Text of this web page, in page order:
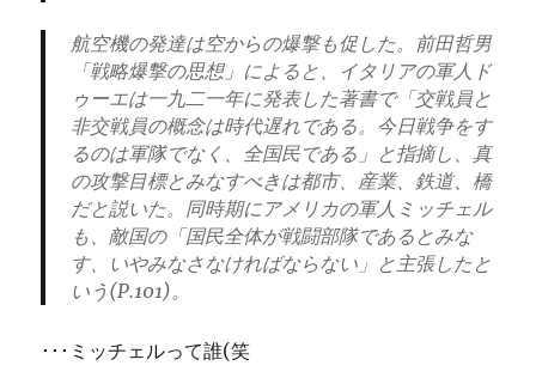
航空機の発達は空からの爆撃も促した。
前田哲男
「戦略爆撃の思想」によると、イタリアの軍人ド
ゥーエは一九二一年に発表した著書で「交戦員と
非交戦員の概念は時代遅れである。今日戦争をす
るのは軍隊でなく、全国民である」と指摘し、真
の攻撃目標とみなすべきは都市、産業、鉄道、橋
だと説いた。 同時期にアメリカの軍人ミッチェル
も、敵国の「国民全体が戦闘部隊であるとみな
す、いやみなさなければならない」と主張したと
いう(P.101)。
･･･ミッチェルって誰(笑